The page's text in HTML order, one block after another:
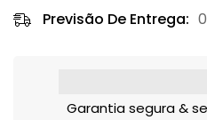
Previsão De Entrega:
Garantia segura &